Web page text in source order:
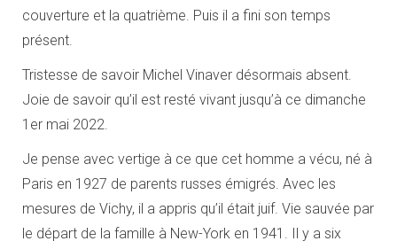
couverture et la quatrième. Puis il a fini son temps
présent.
Tristesse de savoir Michel Vinaver désormais absent.
Joie de savoir qu’il est resté vivant jusqu’à ce dimanche
1er mai 2022.
Je pense avec vertige à ce que cet homme a vécu, né à
Paris en 1927 de parents russes émigrés. Avec les
mesures de Vichy, il a appris qu’il était juif. Vie sauvée par
le départ de la famille à New-York en 1941. Il y a six